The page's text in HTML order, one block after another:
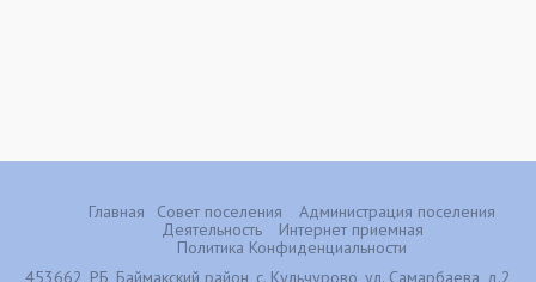
Главная Совет поселения
Администрация поселения
Деятельность
Интернет приемная
Политика Конфиденциальности
453662, РБ, Баймакский район, с. Кульчурово, ул. Самарбаева, д.2